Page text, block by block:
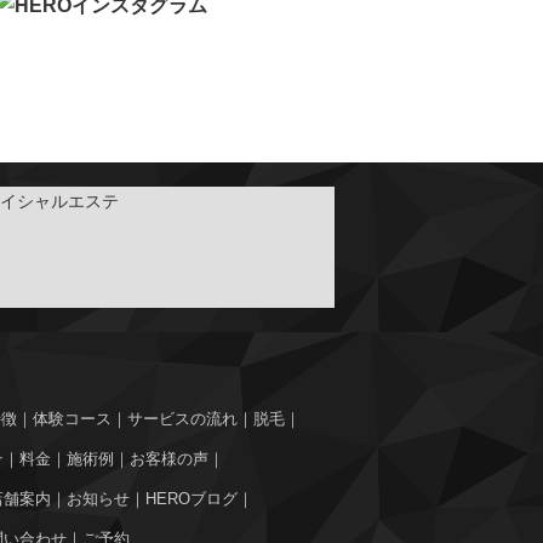
｜ 体験コース ｜ サービスの流れ ｜ 脱毛 ｜
｜ 料金 ｜ 施術例 ｜ お客様の声 ｜
舗案内 ｜ お知らせ ｜ HEROブログ ｜
い合わせ ｜ ご予約